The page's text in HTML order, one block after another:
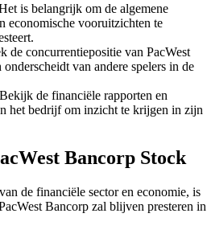
is belangrijk om de algemene
economische vooruitzichten te
de concurrentiepositie van PacWest
van andere spelers in de
de financiële rapporten en
het bedrijf om inzicht te krijgen in zijn
Bancorp Stock
de financiële sector en economie, is
Bancorp zal blijven presteren in